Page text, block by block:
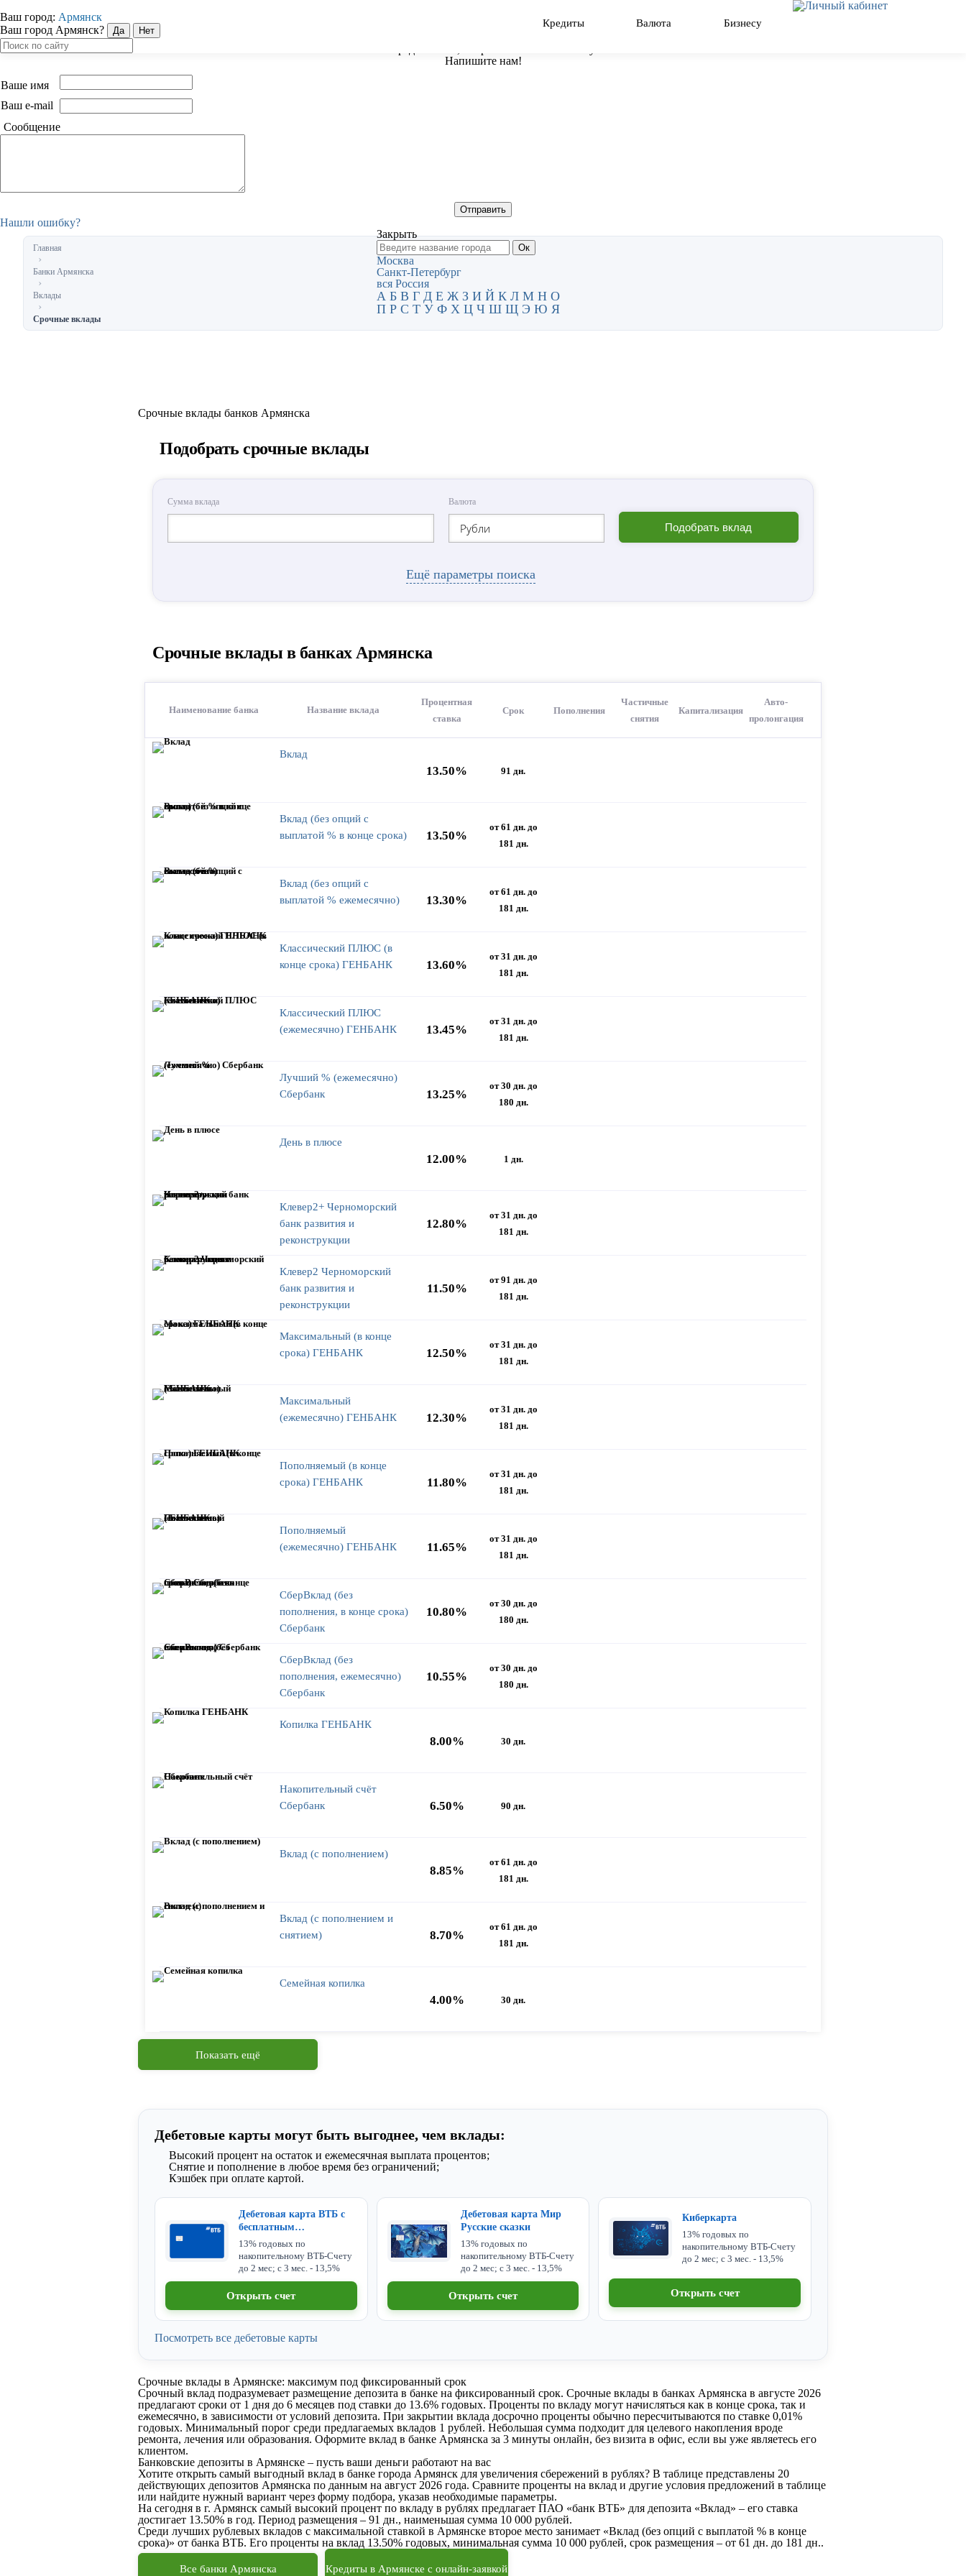
Напишите нам!
Ваше имя
Ваш e-mail
Сообщение
Нашли ошибку?
Ваш город: Армянск
Ваш город Армянск?
Кредиты Валюта Бизнесу
Закрыть
Москва
Санкт-Петербург
вся Россия
А Б В Г Д Е Ж З И Й К Л М Н О
П Р С Т У Ф Х Ц Ч Ш Щ Э Ю Я
Главная
Банки Армянска
Вклады
Срочные вклады
Срочные вклады банков Армянска
Подобрать срочные вклады
Сумма вклада Валюта
Рубли Подобрать вклад
Ещё параметры поиска
Срочные вклады в банках Армянска
Наименование банка Название вклада
Процентная
ставка
Срок Пополнения
Частичные
снятия
Капитализация
Авто-
пролонгация
Вклад
13.50% 91 дн.
Вклад (без опций с
выплатой % в конце срока)
13.50%
от 61 дн. до
181 дн.
Вклад (без опций с
выплатой % ежемесячно)
13.30%
от 61 дн. до
181 дн.
Классический ПЛЮС (в
конце срока) ГЕНБАНК
13.60%
от 31 дн. до
181 дн.
Классический ПЛЮС
(ежемесячно) ГЕНБАНК
13.45%
от 31 дн. до
181 дн.
Лучший % (ежемесячно)
Сбербанк
13.25%
от 30 дн. до
180 дн.
День в плюсе
12.00% 1 дн.
Клевер2+ Черноморский
банк развития и
реконструкции
12.80%
от 31 дн. до
181 дн.
Клевер2 Черноморский
банк развития и
реконструкции
11.50%
от 91 дн. до
181 дн.
Максимальный (в конце
срока) ГЕНБАНК
12.50%
от 31 дн. до
181 дн.
Максимальный
(ежемесячно) ГЕНБАНК
12.30%
от 31 дн. до
181 дн.
Пополняемый (в конце
срока) ГЕНБАНК
11.80%
от 31 дн. до
181 дн.
Пополняемый
(ежемесячно) ГЕНБАНК
11.65%
от 31 дн. до
181 дн.
СберВклад (без
пополнения, в конце срока)
Сбербанк
10.80%
от 30 дн. до
180 дн.
СберВклад (без
пополнения, ежемесячно)
Сбербанк
10.55%
от 30 дн. до
180 дн.
Копилка ГЕНБАНК
8.00% 30 дн.
Накопительный счёт
Сбербанк
6.50% 90 дн.
Вклад (с пополнением)
8.85%
от 61 дн. до
181 дн.
Вклад (с пополнением и
снятием)
8.70%
от 61 дн. до
181 дн.
Семейная копилка
4.00% 30 дн.
Показать ещё
Дебетовые карты могут быть выгоднее, чем вклады:
Высокий процент на остаток и ежемесячная выплата процентов;
Снятие и пополнение в любое время без ограничений;
Кэшбек при оплате картой.
Дебетовая карта ВТБ с
бесплатным
обслуживанием и
доставкой
13% годовых по
накопительному ВТБ-Счету
до 2 мес; с 3 мес. - 13,5%
Открыть счет
Дебетовая карта Мир
Русские сказки
13% годовых по
накопительному ВТБ-Счету
до 2 мес; с 3 мес. - 13,5%
Открыть счет
Киберкарта
13% годовых по
накопительному ВТБ-Счету
до 2 мес; с 3 мес. - 13,5%
Открыть счет
Посмотреть все дебетовые карты
Срочные вклады в Армянске: максимум под фиксированный срок
Срочный вклад подразумевает размещение депозита в банке на фиксированный срок. Срочные вклады в банках Армянска в августе 2026
предлагают сроки от 1 дня до 6 месяцев под ставки до 13.6% годовых. Проценты по вкладу могут начисляться как в конце срока, так и
ежемесячно, в зависимости от условий депозита. При закрытии вклада досрочно проценты обычно пересчитываются по ставке 0,01%
годовых. Минимальный порог среди предлагаемых вкладов 1 рублей. Небольшая сумма подходит для целевого накопления вроде
ремонта, лечения или образования. Оформите вклад в банке Армянска за 3 минуты онлайн, без визита в офис, если вы уже являетесь его
клиентом.
Банковские депозиты в Армянске – пусть ваши деньги работают на вас
Хотите открыть самый выгодный вклад в банке города Армянск для увеличения сбережений в рублях? В таблице представлены 20
действующих депозитов Армянска по данным на август 2026 года. Сравните проценты на вклад и другие условия предложений в таблице
или найдите нужный вариант через форму подбора, указав необходимые параметры.
На сегодня в г. Армянск самый высокий процент по вкладу в рублях предлагает ПАО «банк ВТБ» для депозита «Вклад» – его ставка
достигает 13.50% в год. Период размещения – 91 дн., наименьшая сумма 10 000 рублей.
Среди лучших рублевых вкладов с максимальной ставкой в Армянске второе место занимает «Вклад (без опций с выплатой % в конце
срока)» от банка ВТБ. Его проценты на вклад 13.50% годовых, минимальная сумма 10 000 рублей, срок размещения – от 61 дн. до 181 дн..
Все банки Армянска Кредиты в Армянске с онлайн-заявкой